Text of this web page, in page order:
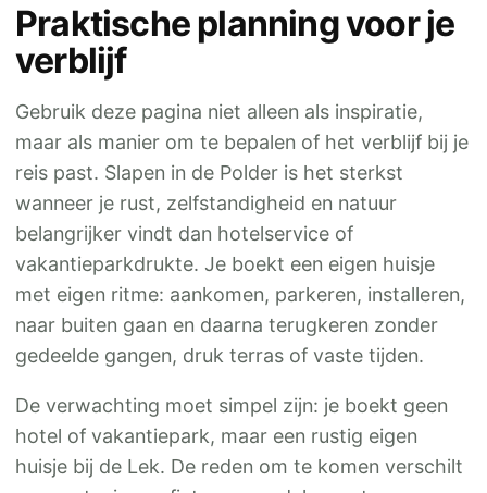
Praktische planning voor je
verblijf
Gebruik deze pagina niet alleen als inspiratie,
maar als manier om te bepalen of het verblijf bij je
reis past. Slapen in de Polder is het sterkst
wanneer je rust, zelfstandigheid en natuur
belangrijker vindt dan hotelservice of
vakantieparkdrukte. Je boekt een eigen huisje
met eigen ritme: aankomen, parkeren, installeren,
naar buiten gaan en daarna terugkeren zonder
gedeelde gangen, druk terras of vaste tijden.
De verwachting moet simpel zijn: je boekt geen
hotel of vakantiepark, maar een rustig eigen
huisje bij de Lek. De reden om te komen verschilt